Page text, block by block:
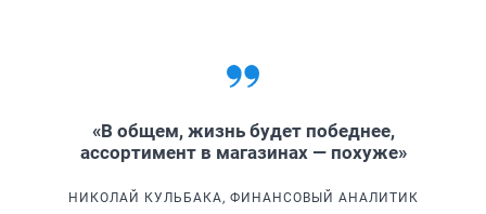
«В общем, жизнь будет победнее,
ассортимент в магазинах — похуже»
НИКОЛАЙ КУЛЬБАКА, ФИНАНСОВЫЙ АНАЛИТИК